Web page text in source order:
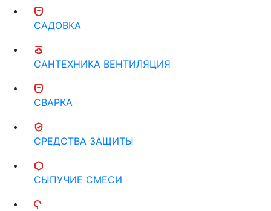
САДОВКА
САНТЕХНИКА ВЕНТИЛЯЦИЯ
СВАРКА
СРЕДСТВА ЗАЩИТЫ
СЫПУЧИЕ СМЕСИ